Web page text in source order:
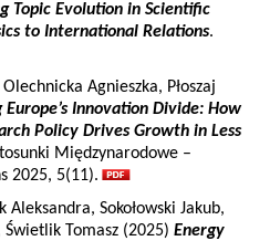
Topic Evolution in Scientific
to International Relations.
Agnieszka, Płoszaj
Europe’s Innovation Divide: How
Policy Drives Growth in Less
Międzynarodowe –
2025, 5(11).
Aleksandra, Sokołowski Jakub,
Tomasz (2025) Energy